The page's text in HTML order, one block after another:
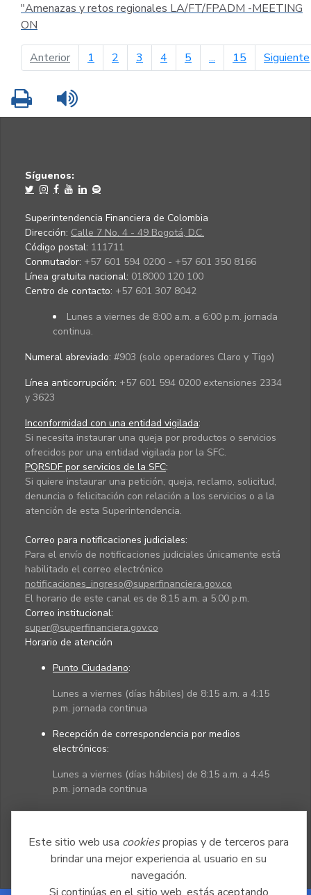
Este sitio web usa cookiespropias y de terceros para
brindar una mejor experiencia al usuario en su
navegación.
"Amenazas y retos regionales LA/FT/FPADM -MEETING
ON
Anteriorpágina anterior
1 2 3 4 5 ... 15 Siguiente
Imprimir
Síguenos:
Superintendencia Financiera de Colombia
Dirección: Calle 7 No. 4 - 49 Bogotá, D.C.
Código postal: 111711
Conmutador: +57 601 594 0200 - +57 601 350 8166
Línea gratuita nacional: 018000 120 100
Centro de contacto: +57 601 307 8042
Lunes a viernes de 8:00 a.m. a 6:00 p.m. jornada
continua.
Numeral abreviado: #903 (solo operadores Claro y Tigo)
Línea anticorrupción: +57 601 594 0200 extensiones 2334
y 3623
Inconformidad con una entidad vigilada:
Si necesita instaurar una queja por productos o servicios
ofrecidos por una entidad vigilada por la SFC.
PQRSDF por servicios de la SFC:
Si quiere instaurar una petición, queja, reclamo, solicitud,
denuncia o felicitación con relación a los servicios o a la
atención de esta Superintendencia.
Correo para notificaciones judiciales:
Para el envío de notificaciones judiciales únicamente está
habilitado el correo electrónico
notificaciones_ingreso@superfinanciera.gov.co
El horario de este canal es de 8:15 a.m. a 5:00 p.m.
Correo institucional:
super@superfinanciera.gov.co
Horario de atención
Punto Ciudadano:
Lunes a viernes (días hábiles) de 8:15 a.m. a 4:15
p.m. jornada continua
Recepción de correspondencia por medios
electrónicos:
Lunes a viernes (días hábiles) de 8:15 a.m. a 4:45
p.m. jornada continua